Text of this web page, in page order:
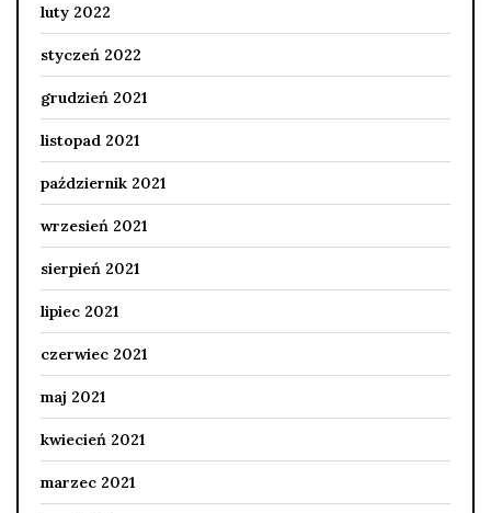
luty 2022
styczeń 2022
grudzień 2021
listopad 2021
październik 2021
wrzesień 2021
sierpień 2021
lipiec 2021
czerwiec 2021
maj 2021
kwiecień 2021
marzec 2021